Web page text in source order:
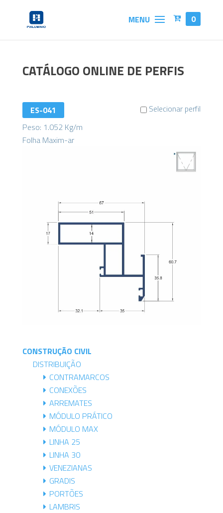
0
CATÁLOGO ONLINE DE PERFIS
ES-041
Selecionar perfil
Peso: 1.052 Kg/m
Folha Maxim-ar
CONSTRUÇÃO CIVIL
DISTRIBUIÇÃO
CONTRAMARCOS
CONEXÕES
ARREMATES
MÓDULO PRÁTICO
MÓDULO MAX
LINHA 25
LINHA 30
VENEZIANAS
GRADIS
PORTÕES
LAMBRIS